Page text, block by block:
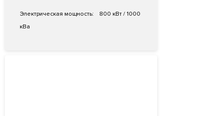
Электрическая мощность:
800 кВт / 1000
кВа